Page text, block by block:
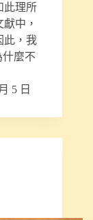
此理所
中，
此，我
麼不
5 日